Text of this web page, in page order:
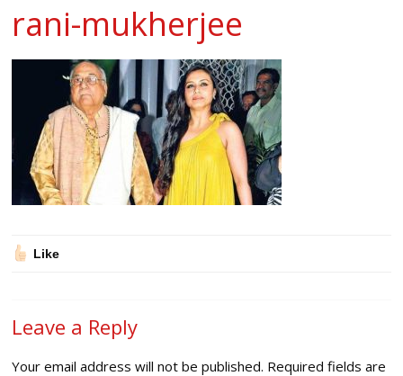
rani-mukherjee
Like
Leave a Reply
Your email address will not be published. Required fields are